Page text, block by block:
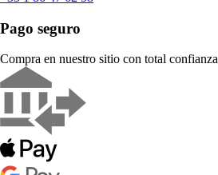
Pago seguro
Compra en nuestro sitio con total confianza